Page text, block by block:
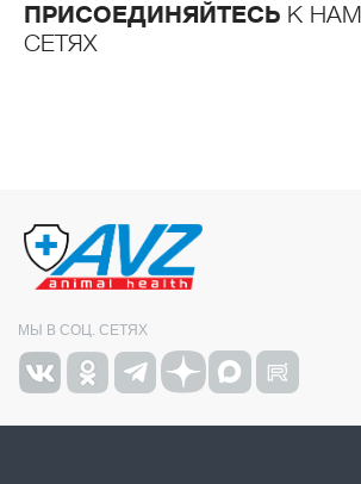
ПРИСОЕДИНЯЙТЕСЬ К
СЕТЯХ
МЫ В СОЦ. СЕТЯХ